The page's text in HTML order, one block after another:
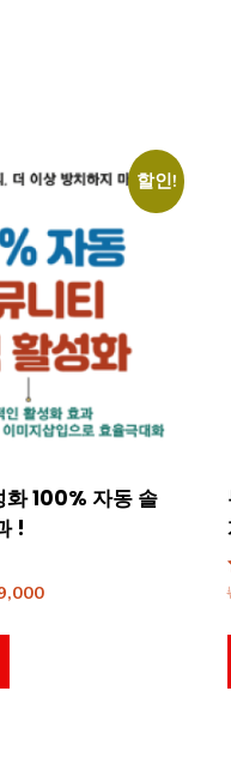
할인!
화 100% 자동 솔
!
현